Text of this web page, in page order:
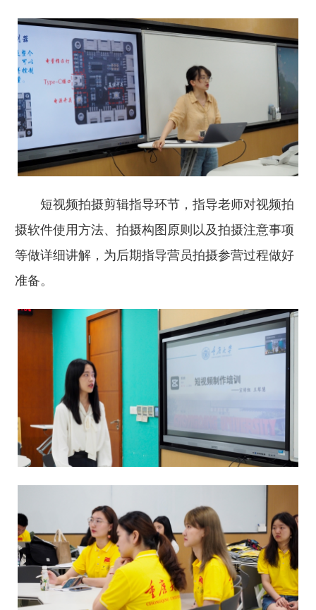
短视频拍摄剪辑指导环节，指导老师对视频拍
摄软件使用方法、拍摄构图原则以及拍摄注意事项
等做详细讲解，为后期指导营员拍摄参营过程做好
准备。